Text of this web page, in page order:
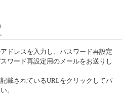
ドレスを入力し、パスワード再設定
ワード再設定用のメールをお送りし
載されているURLをクリックしてパ
。